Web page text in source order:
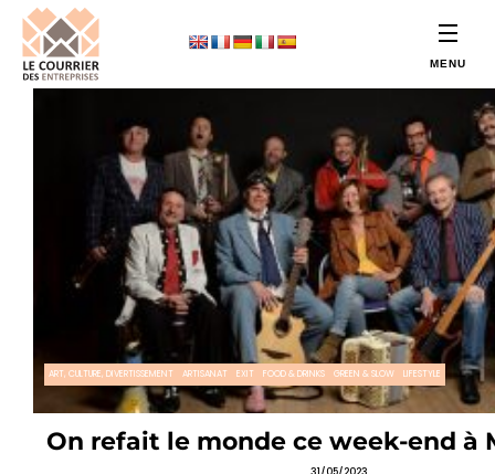
ART, CULTURE, DIVERTISSEMENT ARTISANAT EXIT FOOD & DRINKS GREEN & SLOW LIFESTYLE
On refait le monde ce week-end à